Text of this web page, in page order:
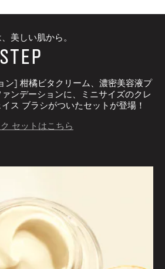
美しい肌から。
ン] 柑橘ビタクリーム、濃密美容液プ
ンデーションに、ミニサイズのクレ
ス ブラシがついたセットが登場！
セットはこちら